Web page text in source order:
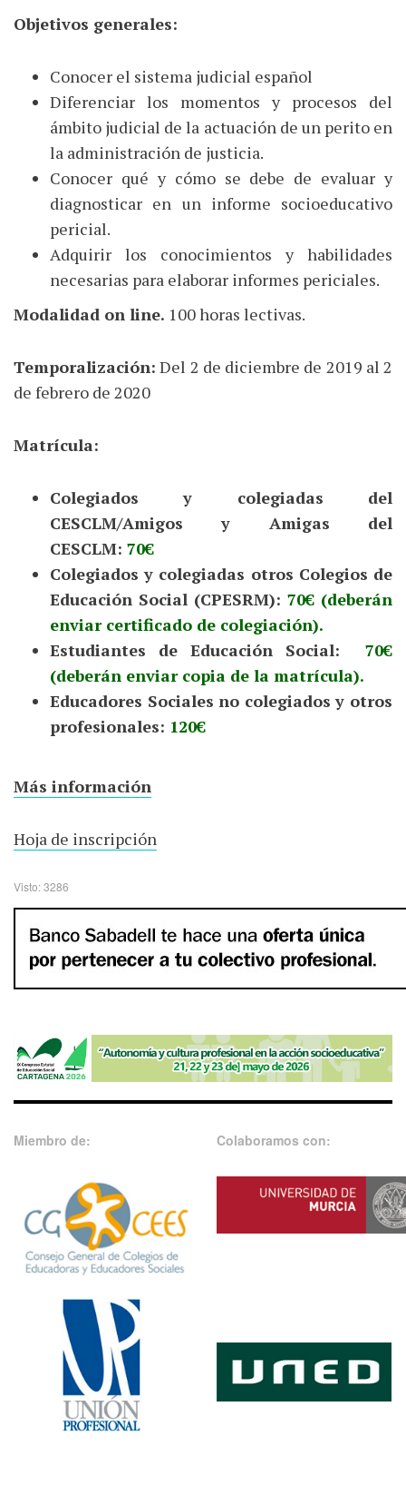
Objetivos generales:
Conocer el sistema judicial español
Diferenciar los momentos y procesos del
ámbito judicial de la actuación de un perito en
la administración de justicia.
Conocer qué y cómo se debe de evaluar y
diagnosticar en un informe socioeducativo
pericial.
Adquirir los conocimientos y habilidades
necesarias para elaborar informes periciales.
Modalidad on line. 100 horas lectivas.
Temporalización: Del 2 de diciembre de 2019 al 2
de febrero de 2020
Matrícula:
Colegiados y colegiadas del
CESCLM/Amigos y Amigas del
CESCLM: 70€
Colegiados y colegiadas otros Colegios de
Educación Social (CPESRM): 70€ (deberán
enviar certificado de colegiación).
Estudiantes de Educación Social:
70€
(deberán enviar copia de la matrícula).
Educadores Sociales no colegiados y otros
profesionales: 120€
Más información
Hoja de inscripción
Visto: 3286
Miembro de: Colaboramos con: